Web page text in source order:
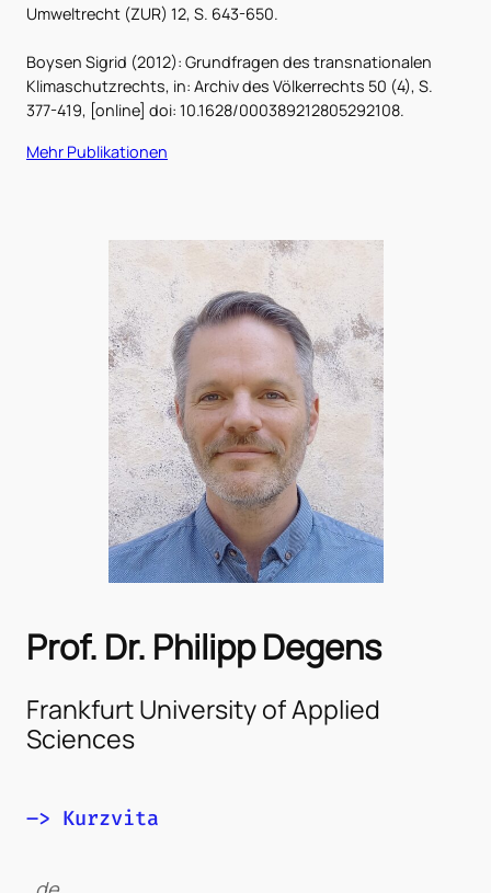
Umweltrecht (ZUR) 12, S. 643-650.
Boysen Sigrid (2012): Grundfragen des transnationalen
Klimaschutzrechts, in: Archiv des Völkerrechts 50 (4), S.
377-419, [online] doi: 10.1628/000389212805292108.
Mehr Publikationen
Prof. Dr. Philipp Degens
Frankfurt University of Applied
Sciences
–> Kurzvita